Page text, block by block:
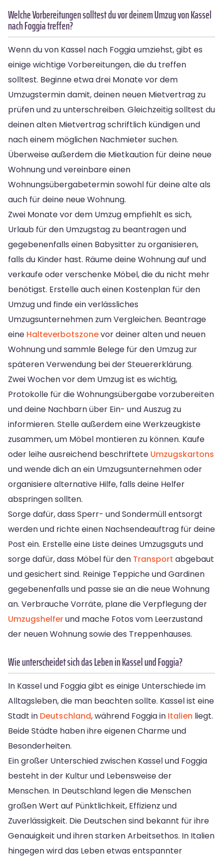
Welche Vorbereitungen solltest du vor deinem Umzug von Kassel
nach Foggia treffen?
Wenn du von Kassel nach Foggia umziehst, gibt es
einige wichtige Vorbereitungen, die du treffen
solltest. Beginne etwa drei Monate vor dem
Umzugstermin damit, deinen neuen Mietvertrag zu
prüfen und zu unterschreiben. Gleichzeitig solltest du
deinen alten Mietvertrag schriftlich kündigen und
nach einem möglichen Nachmieter suchen.
Überweise außerdem die Mietkaution für deine neue
Wohnung und vereinbare einen
Wohnungsübergabetermin sowohl für deine alte als
auch für deine neue Wohnung.
Zwei Monate vor dem Umzug empfiehlt es sich,
Urlaub für den Umzugstag zu beantragen und
gegebenenfalls einen Babysitter zu organisieren,
falls du Kinder hast. Räume deine Wohnung auf und
verkaufe oder verschenke Möbel, die du nicht mehr
benötigst. Erstelle auch einen Kostenplan für den
Umzug und finde ein verlässliches
Umzugsunternehmen zum Vergleichen. Beantrage
eine Halteverbotszonevor deiner alten und neuen
Wohnung und sammle Belege für den Umzug zur
späteren Verwendung bei der Steuererklärung.
Zwei Wochen vor dem Umzug ist es wichtig,
Protokolle für die Wohnungsübergabe vorzubereiten
und deine Nachbarn über Ein- und Auszug zu
informieren. Stelle außerdem eine Werkzeugkiste
zusammen, um Möbel montieren zu können. Kaufe
oder leihe ausreichend beschriftete Umzugskartons
und wende dich an ein Umzugsunternehmen oder
organisiere alternative Hilfe, falls deine Helfer
abspringen sollten.
Sorge dafür, dass Sperr- und Sondermüll entsorgt
werden und richte einen Nachsendeauftrag für deine
Post ein. Erstelle eine Liste deines Umzugsguts und
sorge dafür, dass Möbel für den Transport abgebaut
und gesichert sind. Reinige Teppiche und Gardinen
gegebenenfalls und passe sie an die neue Wohnung
an. Verbrauche Vorräte, plane die Verpflegung der
Umzugshelferund mache Fotos vom Leerzustand
der neuen Wohnung sowie des Treppenhauses.
Wie unterscheidet sich das Leben in Kassel und Foggia?
In Kassel und Foggia gibt es einige Unterschiede im
Alltagsleben, die man beachten sollte. Kassel ist eine
Stadt in Deutschland, während Foggia in Italien liegt.
Beide Städte haben ihre eigenen Charme und
Besonderheiten.
Ein großer Unterschied zwischen Kassel und Foggia
besteht in der Kultur und Lebensweise der
Menschen. In Deutschland legen die Menschen
großen Wert auf Pünktlichkeit, Effizienz und
Zuverlässigkeit. Die Deutschen sind bekannt für ihre
Genauigkeit und ihren starken Arbeitsethos. In Italien
hingegen wird das Leben etwas entspannter